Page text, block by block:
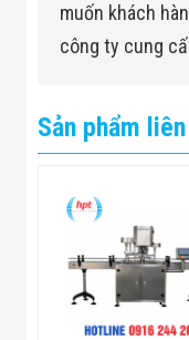
muốn khách
công ty cung
Sản phẩm